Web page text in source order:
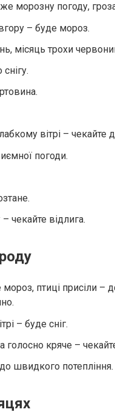
морозну погоду,
– буде мороз.
місяць трохи
вітрі – чекайте
погоди.
чекайте відлига.
птиці присіли –
– буде сніг.
кряче –
швидкого потепління.